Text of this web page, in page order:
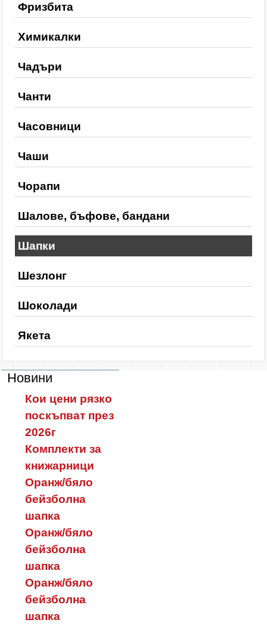
Фризбита
Химикалки
Чадъри
Чанти
Часовници
Чаши
Чорапи
Шалове, бъфове, бандани
Шапки
Шезлонг
Шоколади
Якета
Новини
Кои цени рязко
поскъпват през
2026г
Комплекти за
книжарници
Оранж/бяло
бейзболна
шапка
Оранж/бяло
бейзболна
шапка
Оранж/бяло
бейзболна
шапка